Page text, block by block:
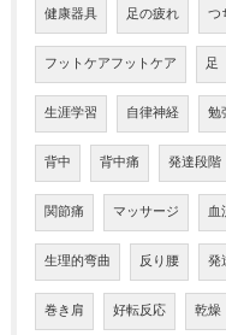
健康器具 足の疲れ つ
フットケアフットケア 足
生涯学習 自律神経 勉
背中 背中痛 発達段階
関節痛 マッサージ 血
生理的弯曲 反り腰 発
巻き肩 好転反応 乾燥